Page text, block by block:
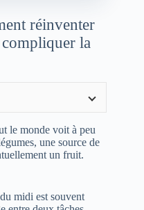
réinventer
la
le monde voit à peu
une source de
un fruit.
midi est souvent